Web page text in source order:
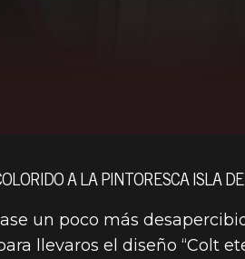
A LA PINTORESCA ISLA
un poco más
llevaros el diseño “Colt